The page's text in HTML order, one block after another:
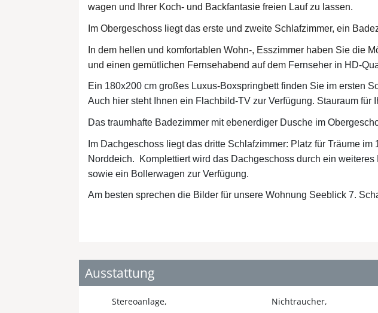
wagen und Ihrer Koch- und Backfantasie freien Lauf zu lassen.
Im Obergeschoss liegt das erste und zweite Schlafzimmer, ein
In dem hellen und komfortablen Wohn-, Esszimmer haben Sie die
und einen gemütlichen Fernsehabend auf dem Fernseher in HD-
Ein 180x200 cm großes Luxus-Boxspringbett finden Sie im ersten
Auch hier steht Ihnen ein Flachbild-TV zur Verfügung. Stauraum
Das traumhafte Badezimmer mit ebenerdiger Dusche im
Im Dachgeschoss liegt das dritte Schlafzimmer: Platz für Träume
Norddeich.
Komplettiert wird das Dachgeschoss durch ein
sowie ein Bollerwagen zur Verfügung.
Am besten sprechen die Bilder für unsere Wohnung Seeblick 7.
Ausstattung
Stereoanlage Nichtraucher